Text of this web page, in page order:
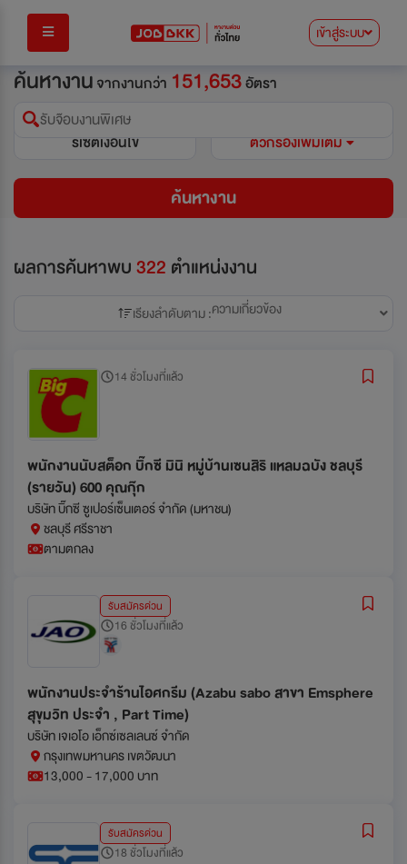
เข้าสู่ระบบ
ค้นหางานจากงานกว่า 151,653อัตรา
รับจ๊อบงานพิเศษ
รีเซ็ตเงื่อนไข
ตัวกรองเพิ่มเติม
ค้นหางาน
ผลการค้นหาพบ322 ตำแหน่งงาน
เรียงลำดับตาม :ความเกี่ยวข้อง
14 ชั่วโมงที่แล้ว
พนักงานนับสต็อก บิ๊กซี มินิ หมู่บ้านเซนสิริ แหลมฉบัง ชลบุรี
(รายวัน) 600 คุณกุ๊ก
บริษัท บิ๊กซี ซูเปอร์เซ็นเตอร์ จำกัด (มหาชน)
ชลบุรี ศรีราชา
ตามตกลง
รับสมัครด่วน
16 ชั่วโมงที่แล้ว
พนักงานประจำร้านไอศกรีม (Azabu sabo สาขา Emsphere
สุขุมวิท ประจำ , Part Time)
บริษัท เจเอโอ เอ็กซ์เซลเลนซ์ จำกัด
กรุงเทพมหานคร เขตวัฒนา
13,000 - 17,000 บาท
รับสมัครด่วน
18 ชั่วโมงที่แล้ว